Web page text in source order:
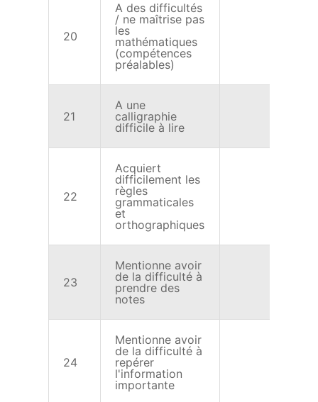
20
A des difficultés
/ ne maîtrise pas
les
mathématiques
(compétences
préalables)
21
A une
calligraphie
difficile à lire
22
Acquiert
difficilement les
règles
grammaticales
et
orthographiques
23
Mentionne avoir
de la difficulté à
prendre des
notes
24
Mentionne avoir
de la difficulté à
repérer
l'information
importante